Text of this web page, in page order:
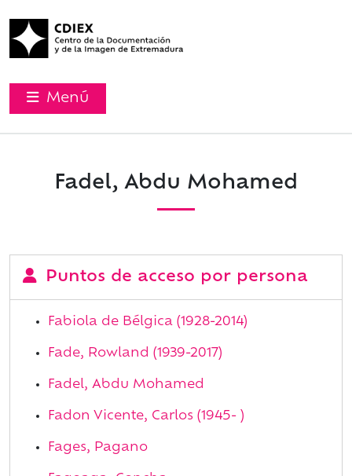
Menú
Fadel, Abdu Mohamed
Puntos de acceso por persona
Fabiola de Bélgica (1928-2014)
Fade, Rowland (1939-2017)
Fadel, Abdu Mohamed
Fadon Vicente, Carlos (1945- )
Fages, Pagano